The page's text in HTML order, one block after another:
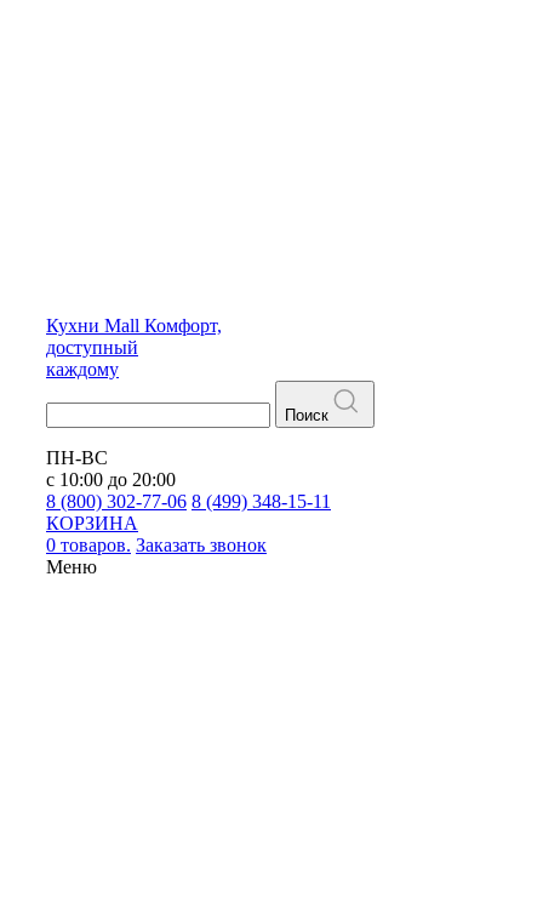
Кухни Mall Комфорт,
доступный
каждому
Поиск
ПН-ВС
с 10:00 до 20:00
8 (800) 302-77-06 8 (499) 348-15-11
КОРЗИНА
0 товаров. Заказать звонок
Меню